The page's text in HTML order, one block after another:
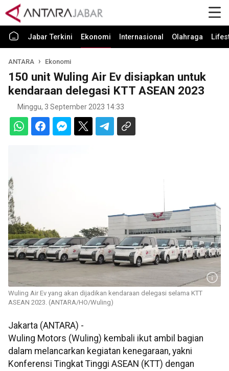
Jabar Terkini Ekonomi Internasional Olahraga
ANTARA Ekonomi
150 unit Wuling Air Ev disiapkan untuk
kendaraan delegasi KTT ASEAN 2023
Minggu, 3 September 2023 14:33
Wuling Air Ev yang akan dijadikan kendaraan delegasi selama KTT
ASEAN 2023. (ANTARA/HO/Wuling)
Jakarta (ANTARA) -
Wuling Motors (Wuling) kembali ikut ambil bagian
dalam melancarkan kegiatan kenegaraan, yakni
Konferensi Tingkat Tinggi ASEAN (KTT) dengan